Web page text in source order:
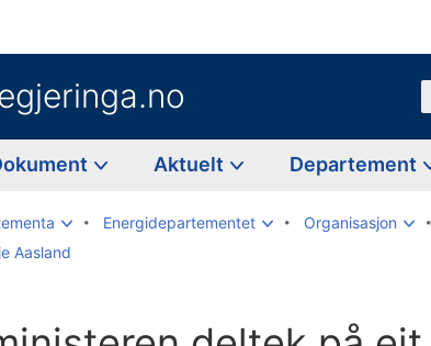
Aktuelt Departement
Energidepartementet
Organisasjon
Aasland